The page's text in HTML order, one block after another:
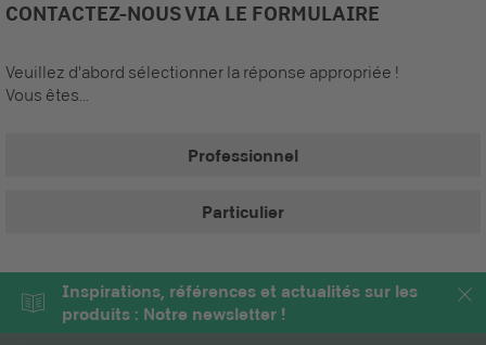
CONTACTEZ-NOUS VIA LE FORMULAIRE
Veuillez d'abord sélectionner la réponse appropriée !
Vous êtes...
Professionnel
Particulier
Inspirations, références et actualités sur les
produits : Notre newsletter !